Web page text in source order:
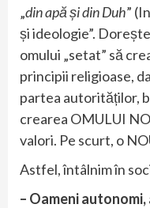
„din apă și din Duh”
și ideologie”.
omului „setat” să
principii religioase,
partea autorităților,
crearea OMULUI
valori. Pe scurt, o
Astfel, întâlnim în
– Oameni autonomi,